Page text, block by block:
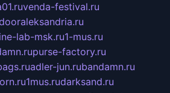
venda-festival.ru
lab-msk.ru1-mus.ru
purse-factory.ru
adler-jun.rubandamn.ru
1mus.rudarksand.ru